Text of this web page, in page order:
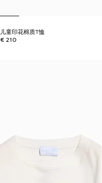
儿童印花棉质T恤
€ 210